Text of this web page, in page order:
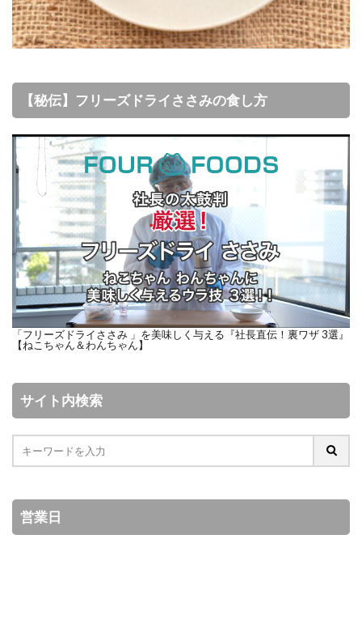
【秘伝】フリーズドライささみの食し方
「フリーズドライささみ 」を美味しく与える『社長直伝！裏ワザ 3選』
【ねこちゃん＆わんちゃん】
サイト内検索
営業日